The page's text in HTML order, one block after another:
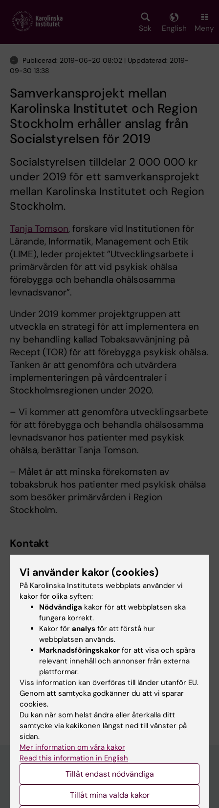
main
Sök English Meny
Publicerad: 2019-06-20 08:02 | Uppdaterad: 2019-
09-30 13:38
Samverkansprojekt mellan
Karolinska Institutet och Region
Stockholm erhåller anslag från
Socialstyrelsen för 2019
Socialstyrelsen tilldelar 2 000 000 kr
under 2019 för ett samverkansprojekt
mellan Karolinska Institutet och Region
Stockholm.
Tanja Tomson, forskare vid Institutionen för
Lärande, Informatik, Management och Etik
(LIME), leder projektet ”Utvecklingsarbete i
primärvården för att vid psykisk ohälsa
förebygga och behandla ohälsosamma
levnadsvanor”.
Under 2019 kommer projektgruppen att
utveckla en strategi för att implementera en
ny behandling kallad Tobaksavvänjning på
Recept (TOR) för att förebygga psykisk ohälsa.
Tanken är att genomföra och utvärdera
implementeringen på vårdcentraler i
Stockholmsregionen under 2020.
– Vi kommer att genomföra utvecklingsarbete
för att förebygga och behandla ohälsosamma
levnadsvanor hos patienter med psykisk
ohälsa, berättar Tanja Tomson.
– Målet är att minska förekomsten av
tobaksbruk hos patienter med psykisk ohälsa
som besöker primärvården i Region
Stockholm.
Kontakt
Uppdaterad av:
KI webbförvaltning 2019-09-30
Dela
Upptäck KI
Vi använder kakor (cookies)
På Karolinska Institutets webbplats använder vi
kakor för olika syften:
Nödvändiga kakor för att webbplatsen ska
fungera korrekt.
Kakor för analys för att förstå hur
webbplatsen används.
Marknadsföringskakor för att visa och spåra
relevant innehåll och annonser från externa
plattformar.
Viss information kan överföras till länder utanför EU.
Genom att samtycka godkänner du att vi sparar
cookies.
Du kan när som helst ändra eller återkalla ditt
samtycke via kakikonen längst ned till vänster på
sidan.
Mer information om våra kakor
Read this information in English
Tillåt endast nödvändiga
Tillåt mina valda kakor